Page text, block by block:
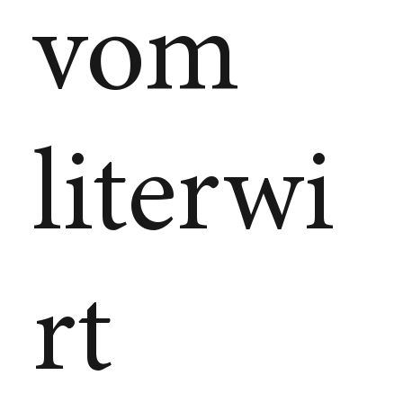
vom
literwi
rt